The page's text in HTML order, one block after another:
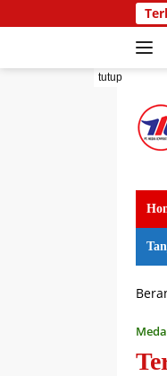
ke
tutup